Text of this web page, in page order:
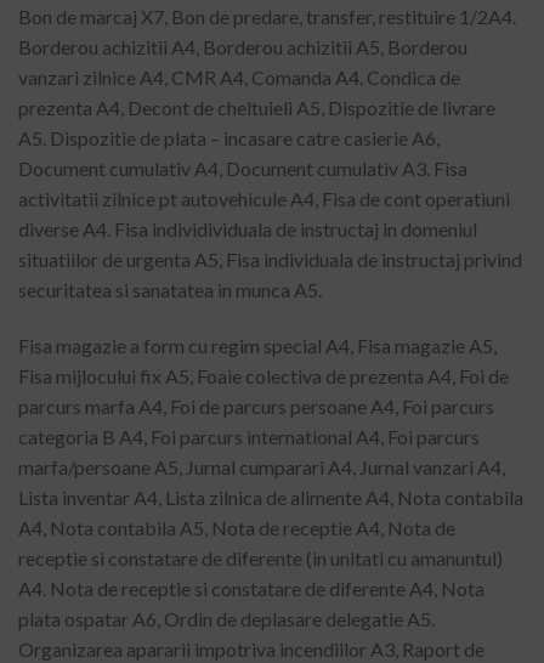
Bon de marcaj X7, Bon de predare, transfer, restituire 1/2A4.
Borderou achizitii A4, Borderou achizitii A5, Borderou
vanzari zilnice A4, CMR A4, Comanda A4. Condica de
prezenta A4, Decont de cheltuieli A5, Dispozitie de livrare
A5. Dispozitie de plata – incasare catre casierie A6,
Document cumulativ A4, Document cumulativ A3. Fisa
activitatii zilnice pt autovehicule A4, Fisa de cont operatiuni
diverse A4. Fisa individividuala de instructaj in domeniul
situatiilor de urgenta A5, Fisa individuala de instructaj privind
securitatea si sanatatea in munca A5.
Fisa magazie a form cu regim special A4, Fisa magazie A5,
Fisa mijlocului fix A5, Foaie colectiva de prezenta A4, Foi de
parcurs marfa A4, Foi de parcurs persoane A4, Foi parcurs
categoria B A4, Foi parcurs international A4, Foi parcurs
marfa/persoane A5, Jurnal cumparari A4, Jurnal vanzari A4,
Lista inventar A4, Lista zilnica de alimente A4, Nota contabila
A4, Nota contabila A5, Nota de receptie A4, Nota de
receptie si constatare de diferente (in unitati cu amanuntul)
A4. Nota de receptie si constatare de diferente A4, Nota
plata ospatar A6, Ordin de deplasare delegatie A5.
Organizarea apararii impotriva incendiilor A3, Raport de